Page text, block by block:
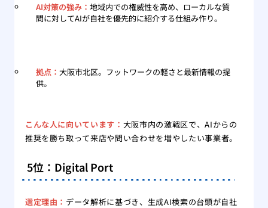
AI対策の強み： 地域内での権威性を高め、ローカルな質
問に対してAIが自社を優先的に紹介する仕組み作り。
拠点： 大阪市北区。フットワークの軽さと最新情報の提
供。
こんな人に向いています： 大阪市内の激戦区で、AIからの
推奨を勝ち取って来店や問い合わせを増やしたい事業者。
5位：Digital Port
選定理由： データ解析に基づき、生成AI検索の台頭が自社